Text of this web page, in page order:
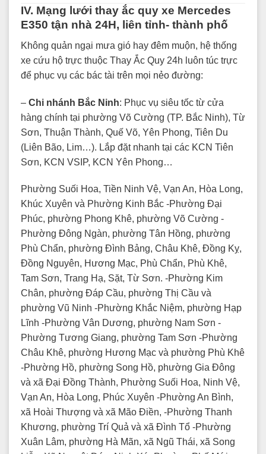
IV. Mạng lưới thay ắc quy xe Mercedes
E350 tận nhà 24H, liên tỉnh- thành phố
Không quản ngại mưa gió hay đêm muộn, hệ thống
xe cứu hộ trực thuộc Thay Ắc Quy 24h luôn túc trực
để phục vụ các bác tài trên mọi nẻo đường:
– Chi nhánh Bắc Ninh: Phục vụ siêu tốc từ cửa
hàng chính tại phường Võ Cường (TP. Bắc Ninh), Từ
Sơn, Thuận Thành, Quế Võ, Yên Phong, Tiên Du
(Liên Bão, Lim…). Lắp đặt nhanh tại các KCN Tiên
Sơn, KCN VSIP, KCN Yên Phong…
Phường Suối Hoa, Tiền Ninh Vệ, Vạn An, Hòa Long,
Khúc Xuyên và Phường Kinh Bắc -Phường Đại
Phúc, phường Phong Khê, phường Võ Cường -
Phường Đông Ngàn, phường Tân Hồng, phường
Phù Chẩn, phường Đình Bảng, Châu Khê, Đồng Kỵ,
Đồng Nguyên, Hương Mạc, Phù Chẩn, Phù Khê,
Tam Sơn, Trang Hạ, Sặt, Từ Sơn. -Phường Kim
Chân, phường Đáp Cầu, phường Thị Cầu và
phường Vũ Ninh -Phường Khắc Niệm, phường Hạp
Lĩnh -Phường Vân Dương, phường Nam Sơn -
Phường Tương Giang, phường Tam Sơn -Phường
Châu Khê, phường Hương Mạc và phường Phù Khê
-Phường Hồ, phường Song Hồ, phường Gia Đông
và xã Đại Đồng Thành, Phường Suối Hoa, Ninh Vệ,
Vạn An, Hòa Long, Phúc Xuyên -Phường An Bình,
xã Hoài Thượng và xã Mão Điền, -Phường Thanh
Khương, phường Trí Quả và xã Đình Tổ -Phường
Xuân Lâm, phường Hà Mãn, xã Ngũ Thái, xã Song